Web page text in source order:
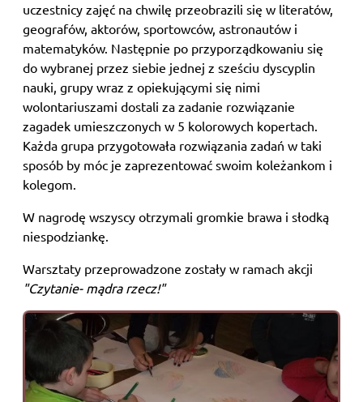
uczestnicy zajęć na chwilę przeobrazili się w literatów,
geografów, aktorów, sportowców, astronautów i
matematyków. Następnie po przyporządkowaniu się
do wybranej przez siebie jednej z sześciu dyscyplin
nauki, grupy wraz z opiekującymi się nimi
wolontariuszami dostali za zadanie rozwiązanie
zagadek umieszczonych w 5 kolorowych kopertach.
Każda grupa przygotowała rozwiązania zadań w taki
sposób by móc je zaprezentować swoim koleżankom i
kolegom.
W nagrodę wszyscy otrzymali gromkie brawa i słodką
niespodziankę.
Warsztaty przeprowadzone zostały w ramach akcji
"Czytanie- mądra rzecz!"